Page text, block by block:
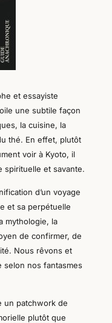
et essayiste
une subtile façon
la cuisine, la
thé. En effet, plutôt
voir à Kyoto, il
spirituelle et savante.
d’un voyage
et sa perpétuelle
mythologie, la
de confirmer, de
Nous rêvons et
selon nos fantasmes
un patchwork de
plutôt que